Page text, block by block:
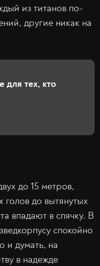
из титанов по-
другие никак на
для тех, кто
до 15 метров,
до вытянутых
впадают в спячку. В
спокойно
и думать, на
в надежде